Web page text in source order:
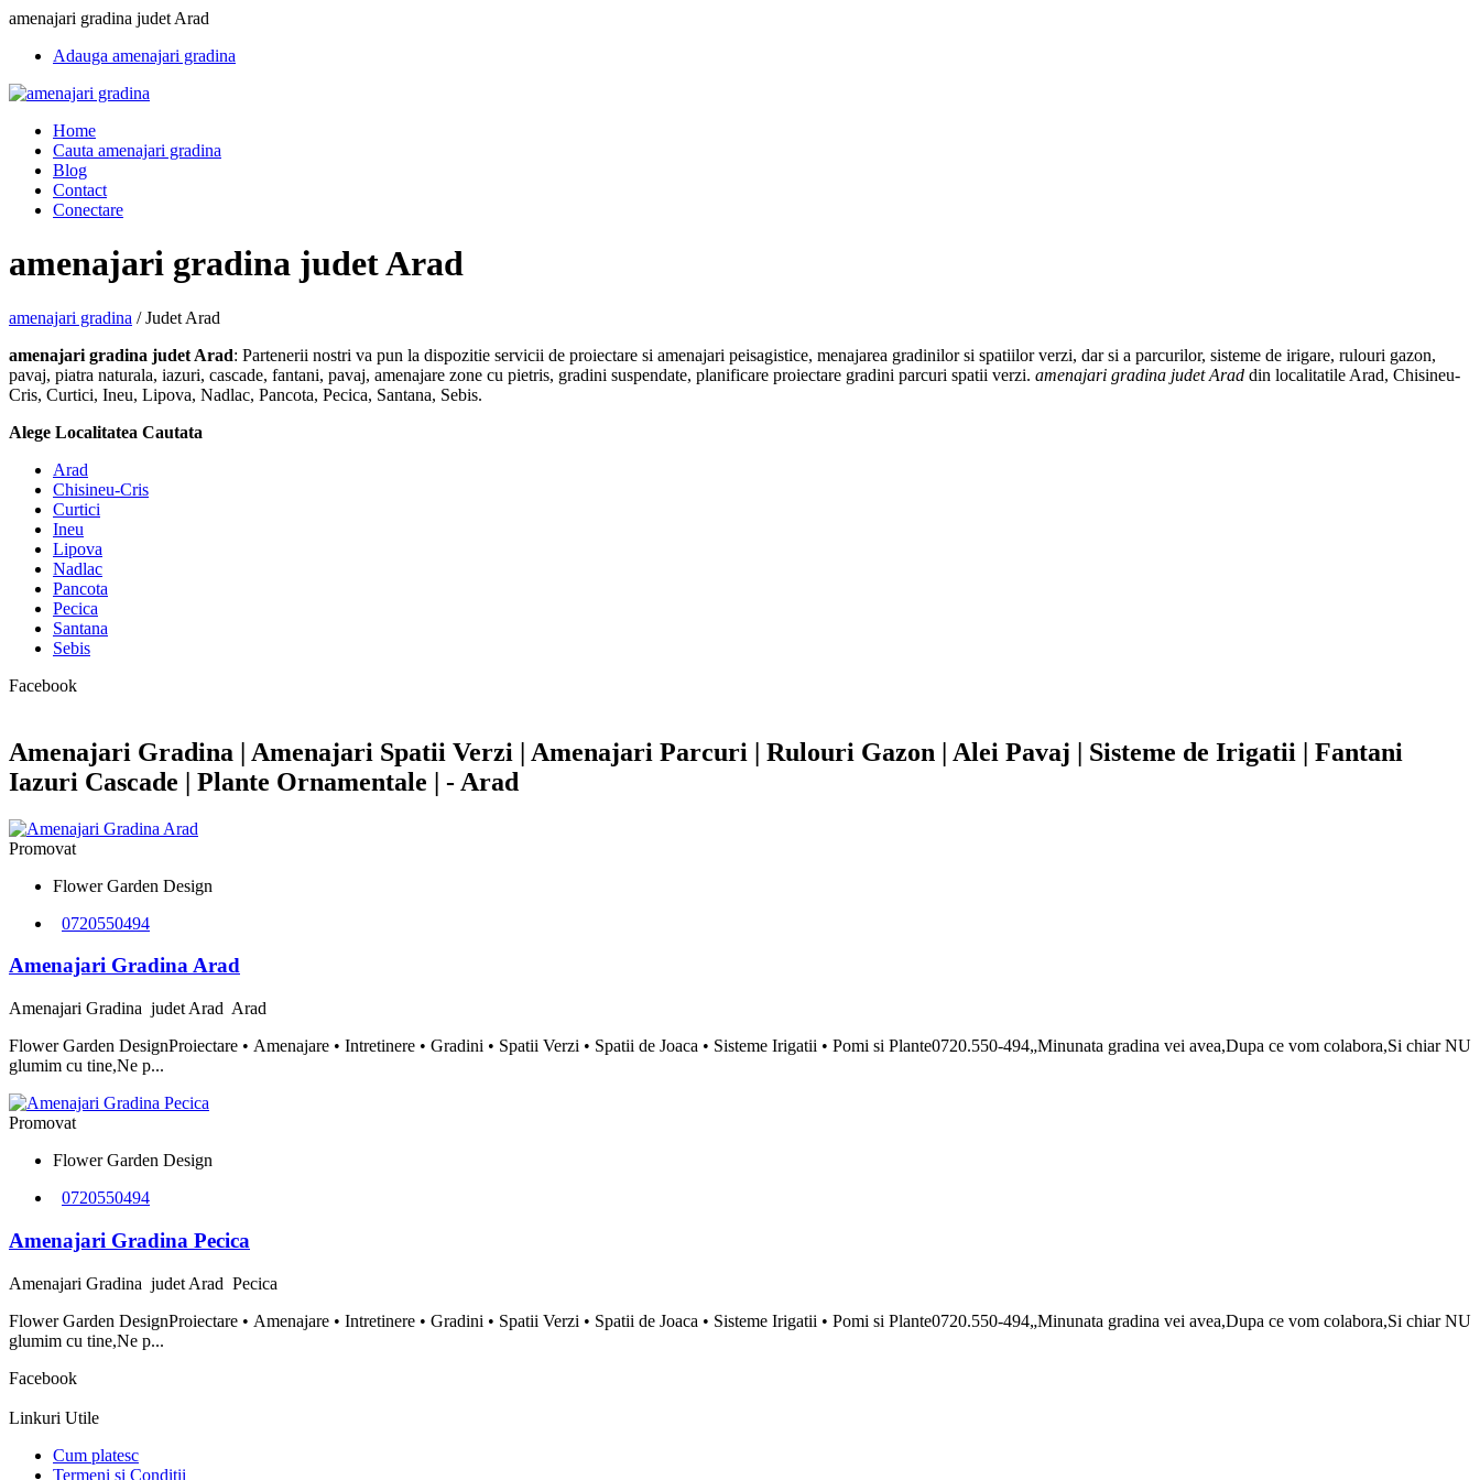
amenajari gradina judet Arad
Adauga amenajari gradina
Home
Cauta amenajari gradina
Blog
Contact
Conectare
amenajari gradina judet Arad
amenajari gradina /Judet Arad
amenajari gradina judet Arad: Partenerii nostri va pun la dispozitie servicii de proiectare si amenajari peisagistice, menajarea gradinilor si spatiilor verzi, dar si a parcurilor, sisteme de irigare, rulouri gazon,
pavaj, piatra naturala, iazuri, cascade, fantani, pavaj, amenajare zone cu pietris, gradini suspendate, planificare proiectare gradini parcuri spatii verzi. amenajari gradina judet Arad din localitatile Arad, Chisineu-
Cris, Curtici, Ineu, Lipova, Nadlac, Pancota, Pecica, Santana, Sebis.
Alege Localitatea Cautata
Arad
Chisineu-Cris
Curtici
Ineu
Lipova
Nadlac
Pancota
Pecica
Santana
Sebis
Facebook
Amenajari Gradina | Amenajari Spatii Verzi | Amenajari Parcuri | Rulouri Gazon | Alei Pavaj | Sisteme de Irigatii | Fantani
Iazuri Cascade | Plante Ornamentale | - Arad
Promovat
Flower Garden Design
0720550494
Amenajari Gradina Arad
Amenajari Gradina judet Arad Arad
Flower Garden DesignProiectare • Amenajare • Intretinere • Gradini • Spatii Verzi • Spatii de Joaca • Sisteme Irigatii • Pomi si Plante0720.550-494„Minunata gradina vei avea,Dupa ce vom colabora,Si chiar NU
glumim cu tine,Ne p...
Promovat
Flower Garden Design
0720550494
Amenajari Gradina Pecica
Amenajari Gradina judet Arad Pecica
Flower Garden DesignProiectare • Amenajare • Intretinere • Gradini • Spatii Verzi • Spatii de Joaca • Sisteme Irigatii • Pomi si Plante0720.550-494„Minunata gradina vei avea,Dupa ce vom colabora,Si chiar NU
glumim cu tine,Ne p...
Facebook
Linkuri Utile
Cum platesc
Termeni si Conditii